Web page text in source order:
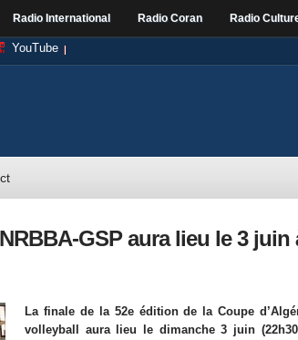
Radio International Radio Coran Radio
YouTube
GSP aura lieu le 3 juin
La finale de la 52e édition de la Coupe
volleyball aura lieu le dimanche 3 juin